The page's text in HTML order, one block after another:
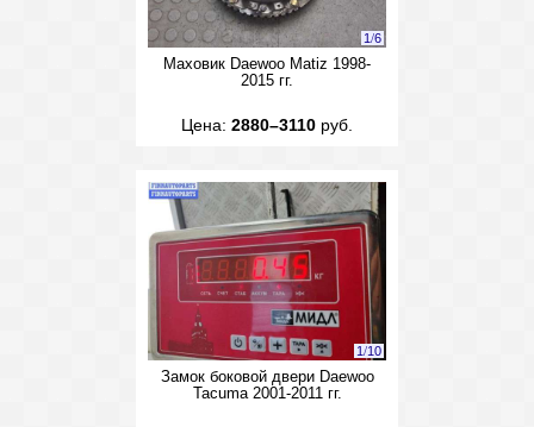
1/6
Маховик Daewoo Matiz 1998-
2015 гг.
Цена: 2880–3110 руб.
1/10
Замок боковой двери Daewoo
Tacuma 2001-2011 гг.